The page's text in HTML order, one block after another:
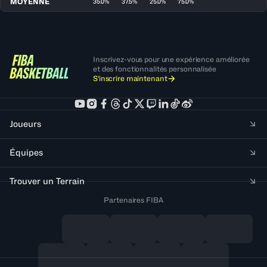
Inscrivez-vous pour une expérience améliorée
et des fonctionnalités personnalisée
S'inscrire maintenant
Joueurs
Équipes
Trouver un Terrain
Partenaires FIBA